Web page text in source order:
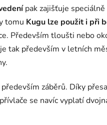
pak zajišťuje speciálně
tomu Kugu lze použit i při
Především tloušti nebo
tak především v letních
záběrů. Díky
se navíc vyplatí